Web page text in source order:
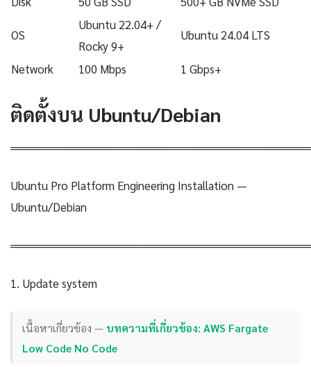
OS
Ubuntu 22.04+ /
Rocky 9+
Ubuntu 24.04 LTS
Network 100 Mbps 1 Gbps+
ติดตั้งบน Ubuntu/Debian
Ubuntu Pro Platform Engineering Installation —
Ubuntu/Debian
1. Update system
เนื้อหาเกี่ยวข้อง — บทความที่เกี่ยวข้อง: AWS Fargate
Low Code No Code